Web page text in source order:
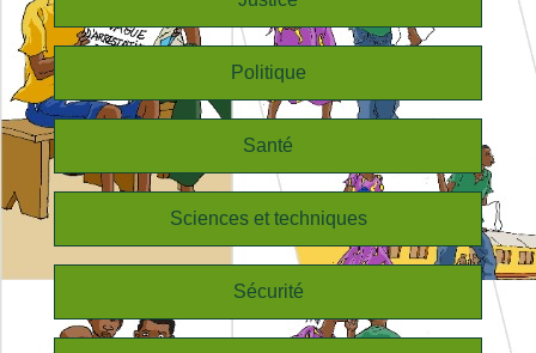
Politique
Santé
Sciences et techniques
Sécurité